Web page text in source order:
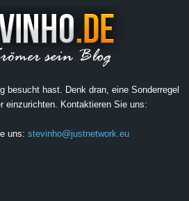
besucht hast. Denk dran, eine Sonderregel
einzurichten. Kontaktieren Sie uns:
uns: stevinho@justnetwork.eu